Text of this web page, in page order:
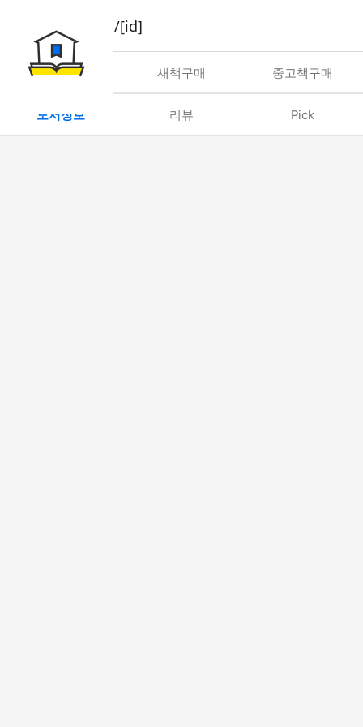
book/rent/[id]
대여 새책구매 중고책구매
도서정보 리뷰 Pick